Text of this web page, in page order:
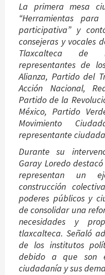
La primera mesa
“Herramientas
participativa” y
consejeras y vocales
Tlaxcalteca de
representantes de
Alianza, Partido del
Acción Nacional,
Partido de la
México, Partido
Movimiento
representante
Durante su
Garay Loredo
representan un
construcción
poderes públicos y
de consolidar una
necesidades y
tlaxcalteca. Señaló
de los institutos
debido a que son
ciudadanía y sus